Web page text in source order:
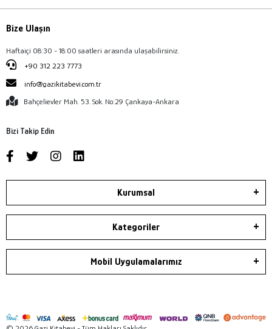
Bize Ulaşın
Haftaiçi 08:30 - 18:00 saatleri arasında ulaşabilirsiniz.
+90 312 223 7773
info@gazikitabevi.com.tr
Bahçelievler Mah. 53. Sok. No:29 Çankaya-Ankara
Bizi Takip Edin
Kurumsal
Kategoriler
Mobil Uygulamalarımız